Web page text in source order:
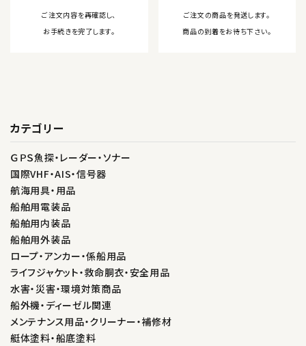
ご注文内容を再確認し、
お手続きを完了します。
ご注文の商品を発送します。
商品の到着をお待ち下さい。
カテゴリー
ＧＰＳ魚探・レーダー・ソナー
国際VHF・AIS・信号器
航海用具・用品
船舶用電装品
船舶用内装品
船舶用外装品
ロープ・アンカー・係船用品
ライフジャケット・救命胴衣・安全用品
水害・災害・環境対策商品
船外機・ディーゼル関連
メンテナンス用品・クリーナー・補修材
艇体塗料・船底塗料